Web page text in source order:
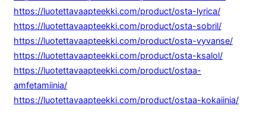
https://luotettavaapteekki.com/product/osta-lyrica/
https://luotettavaapteekki.com/product/osta-sobril/
https://luotettavaapteekki.com/product/osta-vyvanse/
https://luotettavaapteekki.com/product/osta-ksalol/
https://luotettavaapteekki.com/product/ostaa-
amfetamiinia/
https://luotettavaapteekki.com/product/ostaa-kokaiinia/